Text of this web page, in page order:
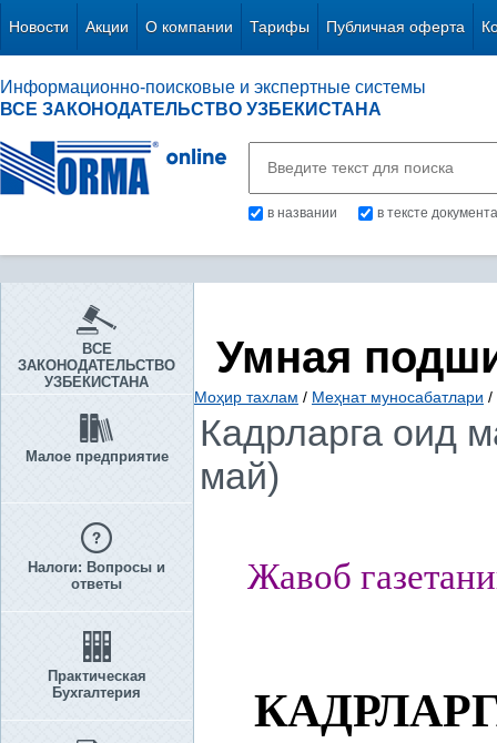
Новости Акции О компании Тарифы Публичная оферта
Информационно-поисковые и экспертные системы
ВСЕ ЗАКОНОДАТЕЛЬСТВО УЗБЕКИСТАНА
в названии в тексте документа
ВСЕ
ЗАКОНОДАТЕЛЬСТВО
УЗБЕКИСТАНА
Малое предприятие
Налоги: Вопросы и
ответы
Практическая
Бухгалтерия
Умная
Моҳир тахлам / Меҳнат муносабатлари /
Кадрларга оид
май)
Жавоб